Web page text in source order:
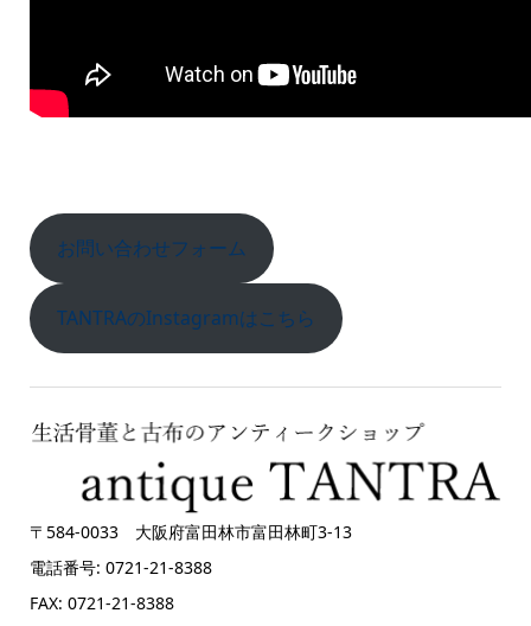
お問い合わせフォーム
TANTRAのInstagramはこちら
〒584-0033 大阪府富田林市富田林町3-13
電話番号: 0721-21-8388
FAX: 0721-21-8388